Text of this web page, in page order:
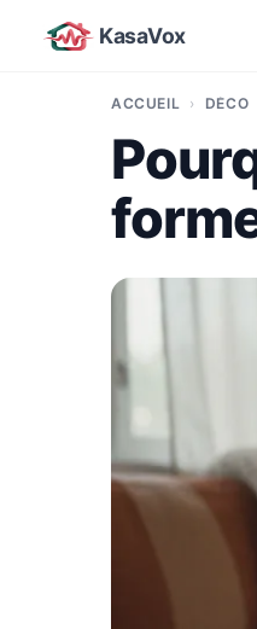
KasaVox
ACCUEIL DÉCO